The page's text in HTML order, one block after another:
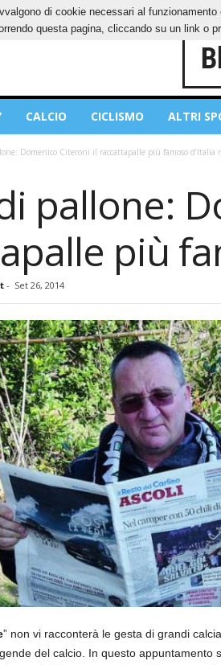
CONTATTI COOKIES PRIVACY POLICY
CALCIO CICLISMO ALTRI
Domenico Citeroni il raccattapalle più famoso d’Italia
pallone:
più
- Set 26, 2014
” non vi racconterà le gesta di grandi
del calcio. In questo appuntamento
di cookie necessari al
questa pagina, cliccando su un link